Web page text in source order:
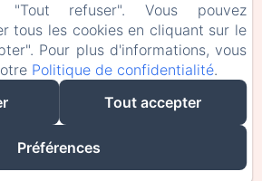
EN FR
Créé par Amenitiz
Générales de Vente
index: Loading chunk 1322
"Tout refuser". Vous pouvez
tous les cookies en cliquant sur le
Pour plus d'informations, vous
Politique de confidentialité.
Tout accepter
Préférences